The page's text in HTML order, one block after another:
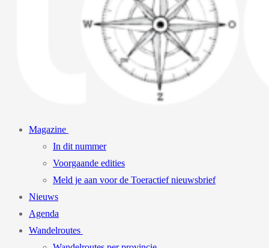
Magazine
In dit nummer
Voorgaande edities
Meld je aan voor de Toeractief nieuwsbrief
Nieuws
Agenda
Wandelroutes